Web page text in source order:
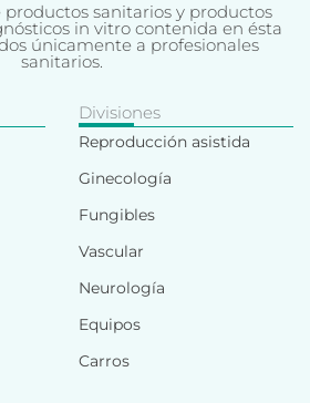
sanitarios y productos
in vitro contenida en ésta
únicamente a profesionales
sanitarios.
Divisiones
Reproducción asistida
Ginecología
Fungibles
Vascular
Neurología
Equipos
Carros